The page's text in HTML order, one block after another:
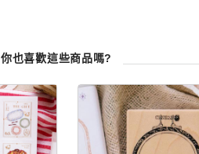
你也喜歡這些商品嗎?